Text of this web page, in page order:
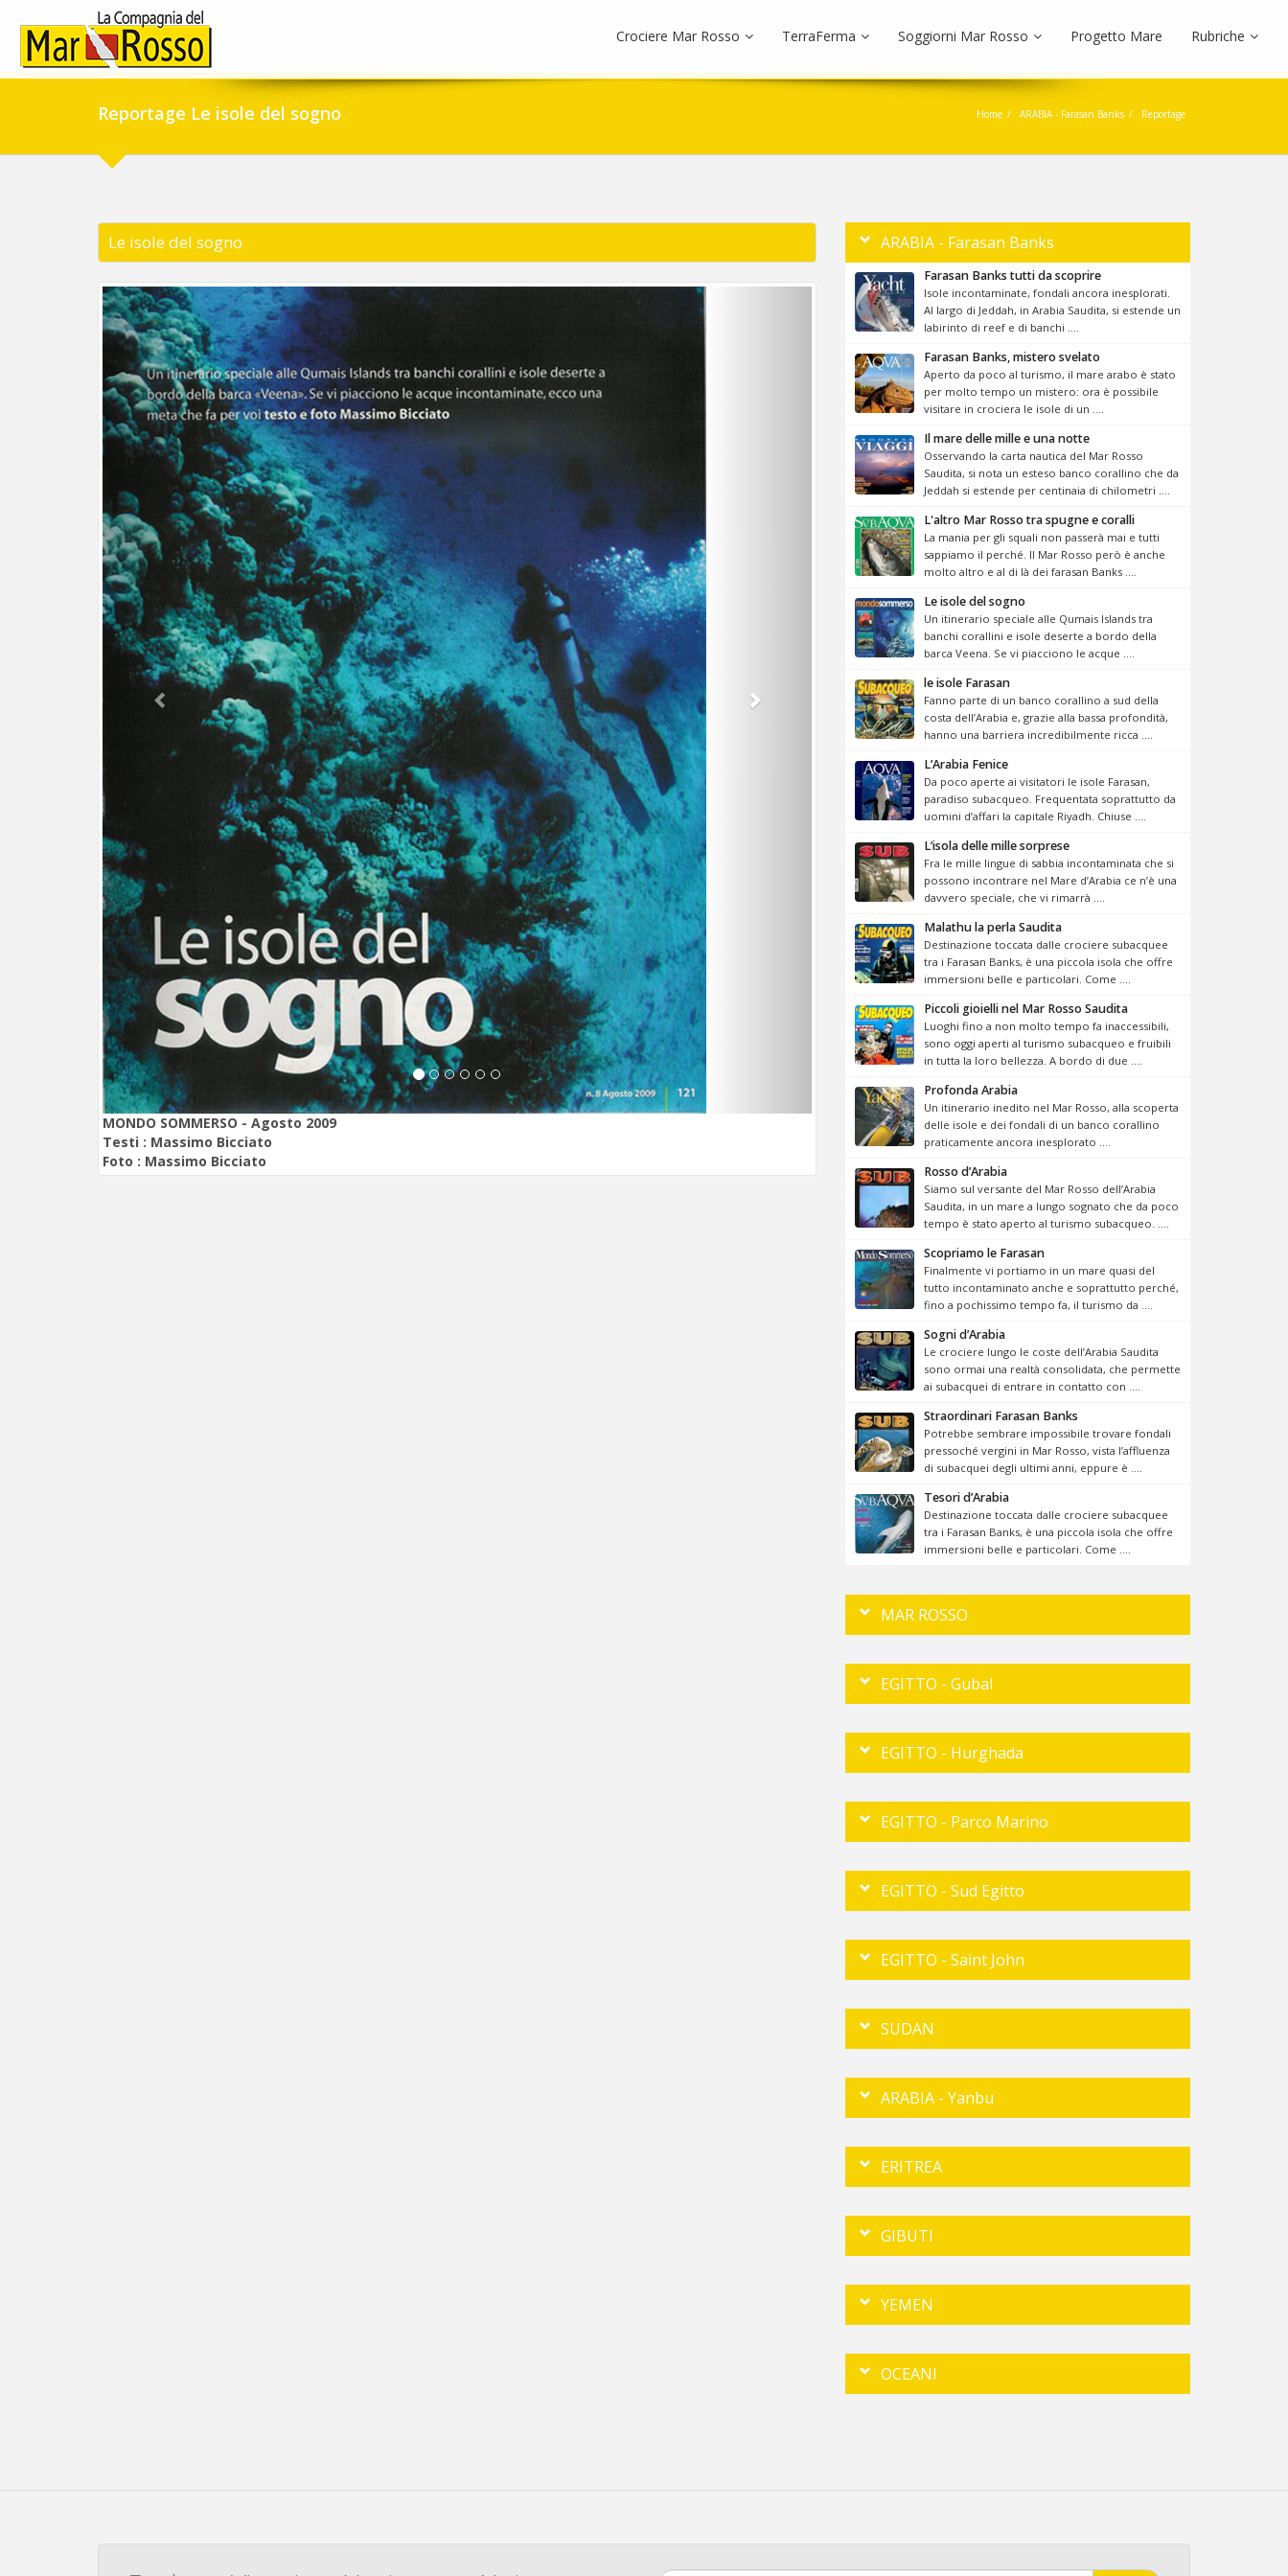
Crociere Mar Rosso TerraFerma Soggiorni Mar Rosso Progetto Mare Rubriche
Reportage Le isole del sogno Home ARABIA - Farasan Banks Reportage
Le isole del sogno
Previous
MONDO SOMMERSO - Agosto 2009
Testi : Massimo Bicciato
Foto : Massimo Bicciato
ARABIA - Farasan Banks
Farasan Banks tutti da scoprire
Isole incontaminate, fondali ancora inesplorati.
Al largo di Jeddah, in Arabia Saudita, si estende un
labirinto di reef e di banchi ....
Farasan Banks, mistero svelato
Aperto da poco al turismo, il mare arabo è stato
per molto tempo un mistero: ora è possibile
visitare in crociera le isole di un ....
Il mare delle mille e una notte
Osservando la carta nautica del Mar Rosso
Saudita, si nota un esteso banco corallino che da
Jeddah si estende per centinaia di chilometri ....
L'altro Mar Rosso tra spugne e coralli
La mania per gli squali non passerà mai e tutti
sappiamo il perché. Il Mar Rosso però è anche
molto altro e al di là dei farasan Banks ....
Le isole del sogno
Un itinerario speciale alle Qumais Islands tra
banchi corallini e isole deserte a bordo della
barca Veena. Se vi piacciono le acque ....
le isole Farasan
Fanno parte di un banco corallino a sud della
costa dell’Arabia e, grazie alla bassa profondità,
hanno una barriera incredibilmente ricca ....
L’Arabia Fenice
Da poco aperte ai visitatori le isole Farasan,
paradiso subacqueo. Frequentata soprattutto da
uomini d’affari la capitale Riyadh. Chiuse ....
L’isola delle mille sorprese
Fra le mille lingue di sabbia incontaminata che si
possono incontrare nel Mare d’Arabia ce n’è una
davvero speciale, che vi rimarrà ....
Malathu la perla Saudita
Destinazione toccata dalle crociere subacquee
tra i Farasan Banks, è una piccola isola che offre
immersioni belle e particolari. Come ....
Piccoli gioielli nel Mar Rosso Saudita
Luoghi fino a non molto tempo fa inaccessibili,
sono oggi aperti al turismo subacqueo e fruibili
in tutta la loro bellezza. A bordo di due ....
Profonda Arabia
Un itinerario inedito nel Mar Rosso, alla scoperta
delle isole e dei fondali di un banco corallino
praticamente ancora inesplorato ....
Rosso d’Arabia
Siamo sul versante del Mar Rosso dell’Arabia
Saudita, in un mare a lungo sognato che da poco
tempo è stato aperto al turismo subacqueo. ....
Scopriamo le Farasan
Finalmente vi portiamo in un mare quasi del
tutto incontaminato anche e soprattutto perché,
fino a pochissimo tempo fa, il turismo da ....
Sogni d’Arabia
Le crociere lungo le coste dell’Arabia Saudita
sono ormai una realtà consolidata, che permette
ai subacquei di entrare in contatto con ....
Straordinari Farasan Banks
Potrebbe sembrare impossibile trovare fondali
pressoché vergini in Mar Rosso, vista l’affluenza
di subacquei degli ultimi anni, eppure è ....
Tesori d’Arabia
Destinazione toccata dalle crociere subacquee
tra i Farasan Banks, è una piccola isola che offre
immersioni belle e particolari. Come ....
MAR ROSSO
EGITTO - Gubal
EGITTO - Hurghada
EGITTO - Parco Marino
EGITTO - Sud Egitto
EGITTO - Saint John
SUDAN
ARABIA - Yanbu
ERITREA
GIBUTI
YEMEN
OCEANI